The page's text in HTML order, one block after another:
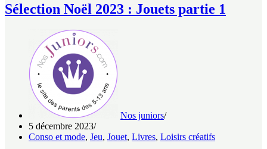
Sélection Noël 2023 : Jouets partie 1
Nos juniors
5 décembre 2023
Conso et mode, Jeu, Jouet, Livres, Loisirs créatifs